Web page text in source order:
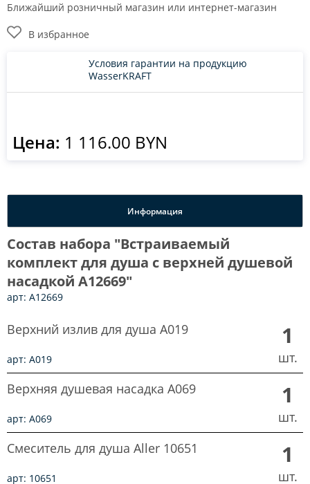
Ближайший розничный магазин или интернет-магазин
В избранное
Условия гарантии на продукцию
WasserKRAFT
Цена: 1 116.00 BYN
Информация
Состав набора "Встраиваемый
комплект для душа с верхней душевой
насадкой A12669"
арт: A12669
Верхний излив для душа A019
арт: A019
1
шт.
Верхняя душевая насадка A069
арт: A069
1
шт.
Смеситель для душа Aller 10651
арт: 10651
1
шт.